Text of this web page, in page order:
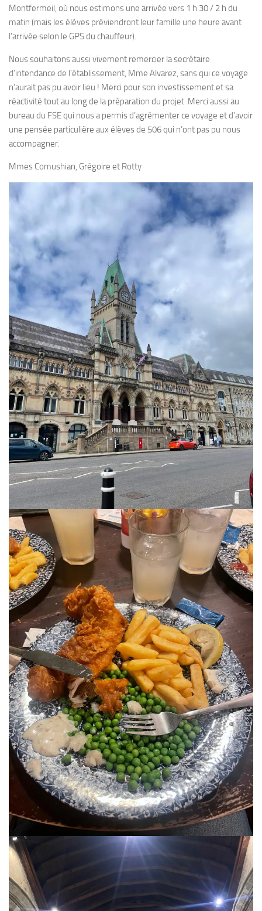
Montfermeil, où nous estimons une arrivée vers 1 h 30 / 2 h du
matin (mais les élèves préviendront leur famille une heure avant
l’arrivée selon le GPS du chauffeur).
Nous souhaitons aussi vivement remercier la secrétaire
d’intendance de l’établissement, Mme Alvarez, sans qui ce voyage
n’aurait pas pu avoir lieu ! Merci pour son investissement et sa
réactivité tout au long de la préparation du projet. Merci aussi au
bureau du FSE qui nous a permis d’agrémenter ce voyage et d’avoir
une pensée particulière aux élèves de 506 qui n’ont pas pu nous
accompagner.
Mmes Comushian, Grégoire et Rotty